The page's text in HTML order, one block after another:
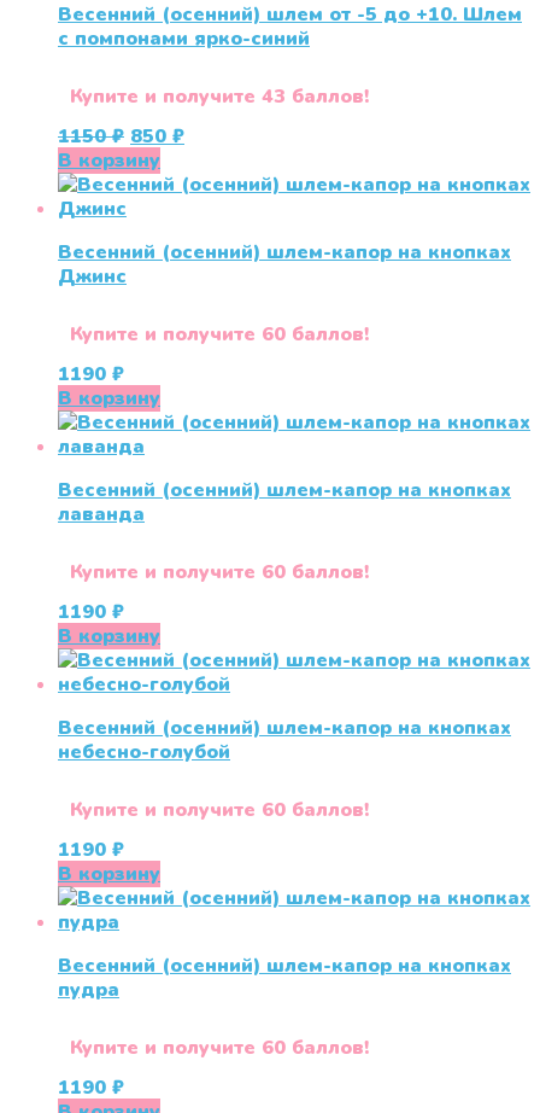
Весенний (осенний) шлем от -5 до +10. Шлем
с помпонами ярко-синий
Купите и получите 43 баллов!
1150₽ Первоначальная
цена
составляла
850 ₽Текущая
850 ₽.
В корзину
Весенний (осенний) шлем-капор на кнопках
Джинс
Купите и получите 60 баллов!
1190 ₽
В корзину
Весенний (осенний) шлем-капор на кнопках
лаванда
Купите и получите 60 баллов!
1190 ₽
В корзину
Весенний (осенний) шлем-капор на кнопках
небесно-голубой
Купите и получите 60 баллов!
1190 ₽
В корзину
Весенний (осенний) шлем-капор на кнопках
пудра
Купите и получите 60 баллов!
1190 ₽